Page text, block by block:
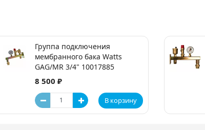
Группа подключения
мембранного бака Watts
GAG/MR 3/4" 10017885
8 500 ₽
В корзину